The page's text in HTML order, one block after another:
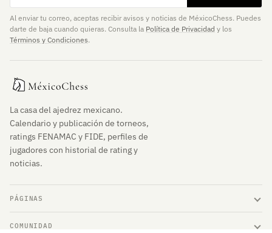
Al enviar tu correo, aceptas recibir avisos y noticias de MéxicoChess. Puedes
darte de baja cuando quieras. Consulta la Política de Privacidad y los
Términos y Condiciones.
La casa del ajedrez mexicano.
Calendario y publicación de torneos,
ratings FENAMAC y FIDE, perfiles de
jugadores con historial de rating y
noticias.
PÁGINAS
COMUNIDAD